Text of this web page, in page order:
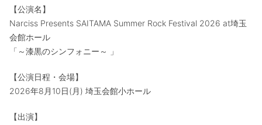
【公演名】
Narciss Presents SAITAMA Summer Rock Festival 2026 at埼玉
会館ホール
「～漆黒のシンフォニー～ 」
【公演日程・会場】
2026年8月10日(月) 埼玉会館小ホール
【出演】